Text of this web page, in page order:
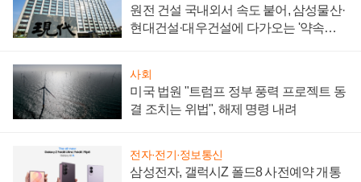
원전 건설 국내외서 속도 붙어, 삼성물산·
현대건설·대우건설에 다가오는 '약속의
사회
미국 법원 "트럼프 정부 풍력 프로젝트 동
결 조치는 위법", 해제 명령 내려
전자·전기·정보통신
삼성전자, 갤럭시Z 폴드8 사전예약 개통